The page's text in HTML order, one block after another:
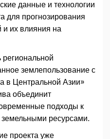
данные и технологии
для прогнозирования
и их влияния на
региональной
землепользование с
в Центральной Азии»
объединит
подходы к
ресурсами.
проекта уже